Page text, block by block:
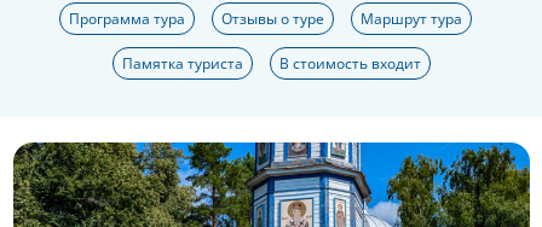
Программа тура Отзывы о туре Маршрут тура
Памятка туриста В стоимость входит